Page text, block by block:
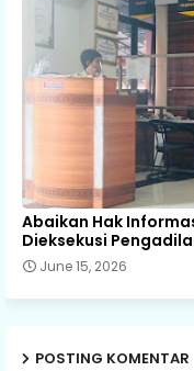
Abaikan Hak
Dieksekusi
June 15, 2026
POSTING KOMENTAR